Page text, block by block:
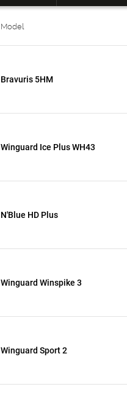
Model
Bravuris 5HM
Winguard Ice Plus WH43
N'Blue HD Plus
Winguard Winspike 3
Winguard Sport 2